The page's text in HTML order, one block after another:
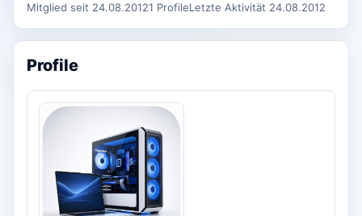
Mitglied seit 24.08.20121 ProfileLetzte Aktivität 24.08.2012
Profile